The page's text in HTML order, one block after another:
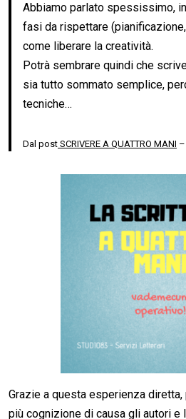
Abbiamo parlato spessissimo,
fasi da rispettare
come liberare la creatività.
Potrà sembrare quindi che
sia tutto sommato semplice,
tecniche…
Dal post SCRIVERE A QUATTRO MANI
Grazie a questa esperienza
più cognizione di causa gli autori e